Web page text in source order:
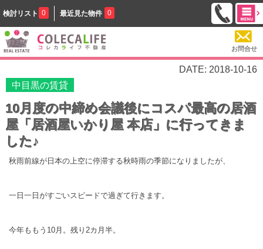
検討リスト 0 最近見た物件 0
お問合せ
DATE: 2018-10-16
中目黒の賃貸
10月度の中締め会議後にコスパ最高の居酒
屋「居酒屋いかり屋 本店」に行ってきま
した♪
秋雨前線が日本の上空に停滞する秋時雨の季節になりましたが、
一日一日がすごいスピードで過ぎて行きます。
今年ももう10月。残り2カ月半。